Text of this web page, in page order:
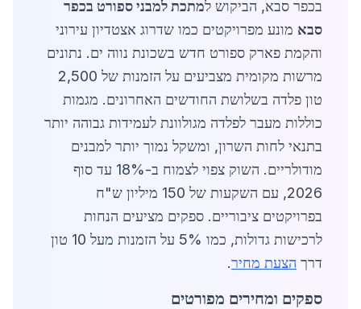
בכפר סבא, הביקוש למתכת למבני ספורט בכפר
סבא מונע מפרויקטים כמו שדרוג אצטדיון עירוני
והקמת פארק ספורט חדש בשכונת נווה ים. נתונים
מרשות מקומית מצביעים על הזמנות של 2,500
טון פלדה בשלושת החודשים האחרונים. מגמות
כוללות מעבר לפלדה מגולוונת לעמידות גבוהה יותר
בתנאי לחות השרון, ומשקל נמוך יותר למבנים
מודולריים. השוק צפוי לצמוח ב-18% עד סוף
2026, עם השקעות של 150 מיליון ש"ח
בפרויקטים ציבוריים. ספקים מציעים הנחות
לרכישות גדולות, כמו 5% על הזמנות מעל 10 טון
דרך הצעת מחיר.
ספקים ומחירים מפורטים